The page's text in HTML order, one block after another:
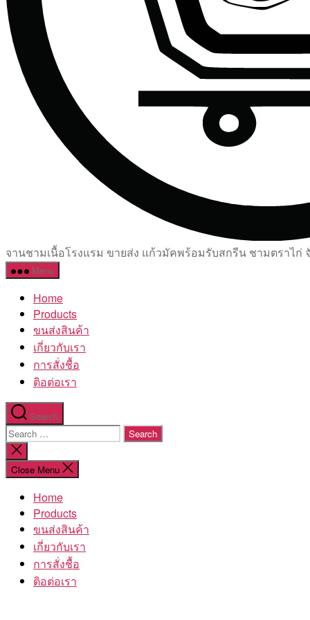
จานชามเนื้อโรงแรม ขายส่ง แก้วมัคพร้อมรับสกรีน ชามตราไก่
Menu
Home
Products
ขนส่งสินค้า
เกี่ยวกับเรา
การสั่งชื้อ
ติอต่อเรา
Search
Search
for:
Close
search
Close Menu
Home
Products
ขนส่งสินค้า
เกี่ยวกับเรา
การสั่งชื้อ
ติอต่อเรา